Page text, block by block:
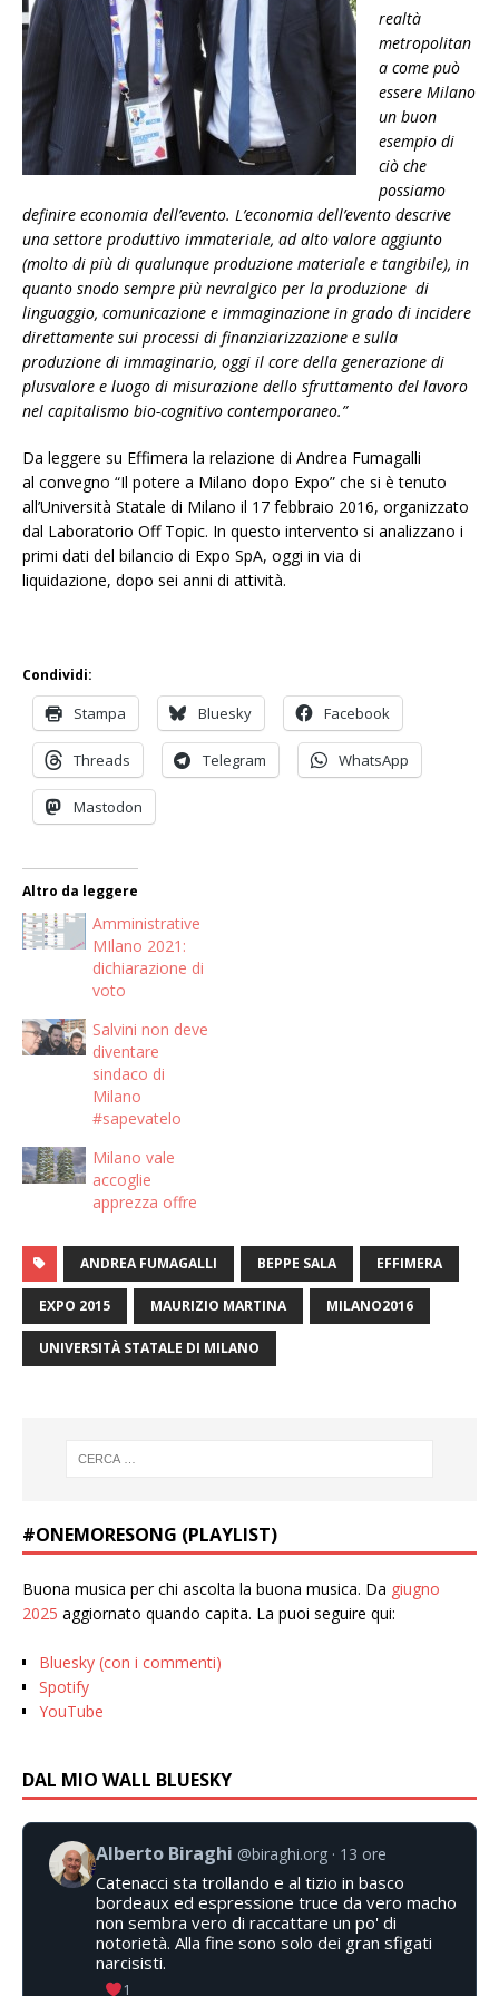
realtà
metropolitan
a come può
essere Milano
un buon
esempio di
ciò che
possiamo
definire economia dell’evento. L’economia dell’evento descrive
una settore produttivo immateriale, ad alto valore aggiunto
(molto di più di qualunque produzione materiale e tangibile), in
quanto snodo sempre più nevralgico per la produzione di
linguaggio, comunicazione e immaginazione in grado di incidere
direttamente sui processi di finanziarizzazione e sulla
produzione di immaginario, oggi il core della generazione di
plusvalore e luogo di misurazione dello sfruttamento del lavoro
nel capitalismo bio-cognitivo contemporaneo.”
Da leggere su Effimera la relazione di Andrea Fumagalli
al convegno “Il potere a Milano dopo Expo” che si è tenuto
all’Università Statale di Milano il 17 febbraio 2016, organizzato
dal Laboratorio Off Topic. In questo intervento si analizzano i
primi dati del bilancio di Expo SpA, oggi in via di
liquidazione, dopo sei anni di attività.
Condividi:
Stampa Bluesky Facebook
Threads Telegram WhatsApp
Mastodon
Altro da leggere
Amministrative
MIlano 2021:
dichiarazione di
voto
Salvini non deve
diventare
sindaco di
Milano
#sapevatelo
Milano vale
accoglie
apprezza offre
ANDREA FUMAGALLI BEPPE SALA EFFIMERA
EXPO 2015 MAURIZIO MARTINA MILANO2016
UNIVERSITÀ STATALE DI MILANO
#ONEMORESONG (PLAYLIST)
Buona musica per chi ascolta la buona musica. Da giugno
2025 aggiornato quando capita. La puoi seguire qui:
Bluesky (con i commenti)
Spotify
YouTube
DAL MIO WALL BLUESKY
Alberto Biraghi @biraghi.org 13 ore
Catenacci sta trollando e al tizio in basco
bordeaux ed espressione truce da vero macho
non sembra vero di raccattare un po' di
notorietà. Alla fine sono solo dei gran sfigati
narcisisti.
1